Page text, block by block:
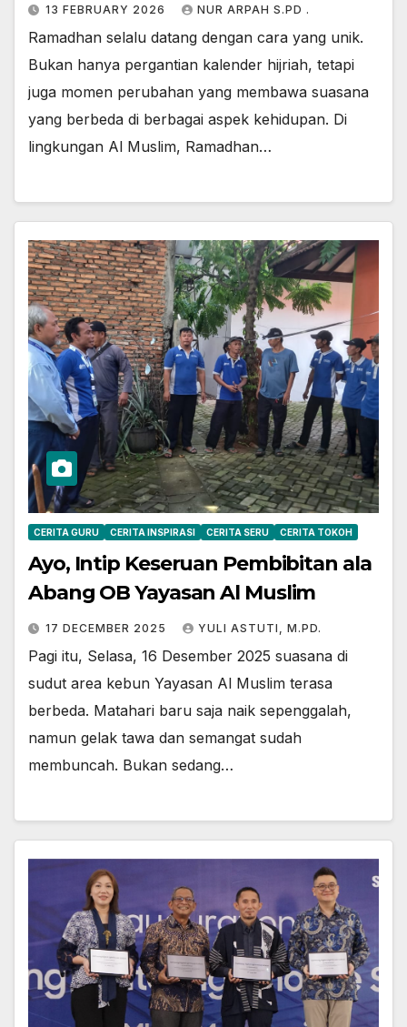
13 FEBRUARY 2026 NUR ARPAH S.PD .
Ramadhan selalu datang dengan cara yang unik.
Bukan hanya pergantian kalender hijriah, tetapi
juga momen perubahan yang membawa suasana
yang berbeda di berbagai aspek kehidupan. Di
lingkungan Al Muslim, Ramadhan…
CERITA GURU CERITA INSPIRASI CERITA SERU CERITA TOKOH
Ayo, Intip Keseruan Pembibitan ala
Abang OB Yayasan Al Muslim
17 DECEMBER 2025 YULI ASTUTI, M.PD.
Pagi itu, Selasa, 16 Desember 2025 suasana di
sudut area kebun Yayasan Al Muslim terasa
berbeda. Matahari baru saja naik sepenggalah,
namun gelak tawa dan semangat sudah
membuncah. Bukan sedang…